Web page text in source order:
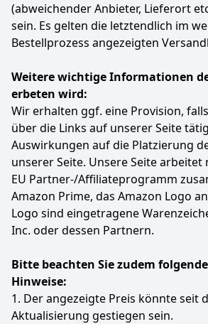
(abweichender Anbieter, Lieferort
sein. Es gelten die letztendlich im
Bestellprozess angezeigten
Weitere wichtige Informationen
erbeten wird:
Wir erhalten ggf. eine Provision,
über die Links auf unserer Seite
Auswirkungen auf die Platzierung
unserer Seite. Unsere Seite arbeitet
EU Partner-/Affiliateprogramm
Amazon Prime, das Amazon Logo
Logo sind eingetragene
Inc. oder dessen Partnern.
Bitte beachten Sie zudem
Hinweise:
1. Der angezeigte Preis könnte seit
Aktualisierung gestiegen sein.